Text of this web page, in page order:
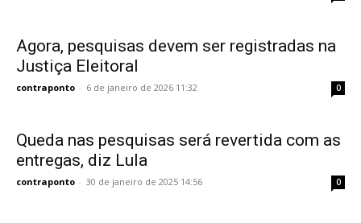
Agora, pesquisas devem ser registradas na
Justiça Eleitoral
contraponto - 6 de janeiro de 2026 11:32 0
Queda nas pesquisas será revertida com as
entregas, diz Lula
contraponto - 30 de janeiro de 2025 14:56 0